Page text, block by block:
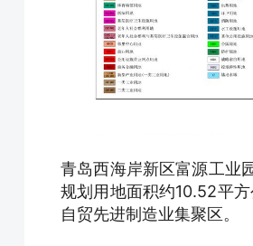
青岛西海岸新区富源工业
规划用地面积约10.52平
自贸先进制造业集聚区。